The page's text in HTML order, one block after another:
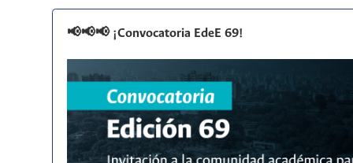
📢📢📢 ¡Convocatoria EdeE 69!